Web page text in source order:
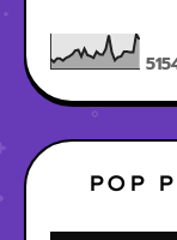
515
POP